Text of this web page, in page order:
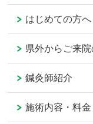
はじめての方へ
県外からご来
鍼灸師紹介
施術内容・料金